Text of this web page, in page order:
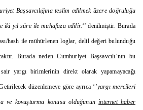
Başsavcılığına teslim edilmek üzere doğruluğu
iki yıl süre ile muhafaza edilir.‘’ denilmiştir. Burada
hash ile mühürlenen loglar, delil değeri bulunduğu
Burada neden Cumhuriyet Başsavcılı’nın bu
yargı birimlerinin direkt olarak yapamayacağı
düzenlemeye göre ayrıca ‘’yargı mercileri
ve kovuşturma konusu olduğununinternet haber